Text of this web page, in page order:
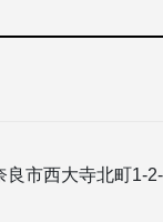
市西大寺北町1-